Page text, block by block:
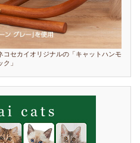
セカイオリジナルの「キャットハンモ
ク」